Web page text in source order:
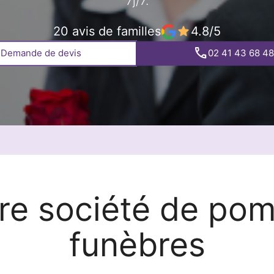
20 avis de familles 4.8/5
Demande de devis 02 41 43 68 48
société de
funèbres